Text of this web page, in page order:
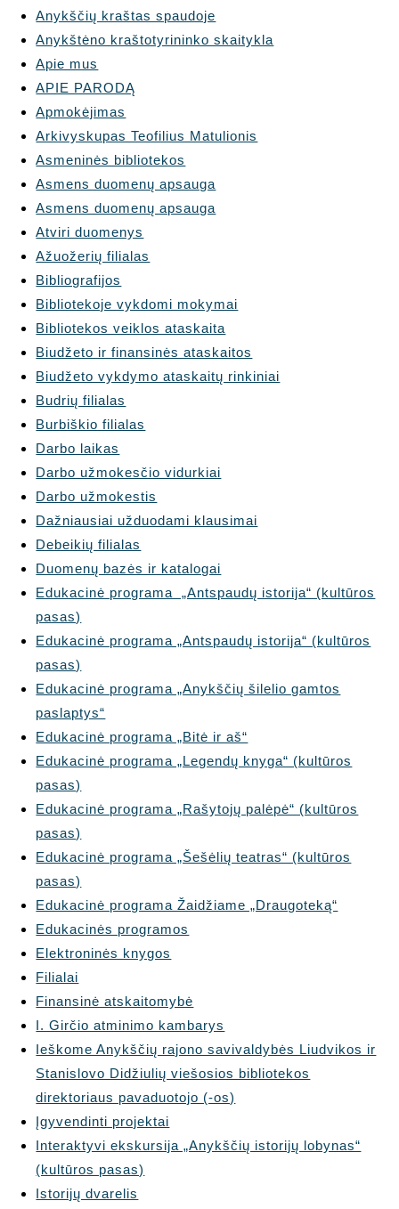
Anykščių kraštas spaudoje
Anykštėno kraštotyrininko skaitykla
Apie mus
APIE PARODĄ
Apmokėjimas
Arkivyskupas Teofilius Matulionis
Asmeninės bibliotekos
Asmens duomenų apsauga
Asmens duomenų apsauga
Atviri duomenys
Ažuožerių filialas
Bibliografijos
Bibliotekoje vykdomi mokymai
Bibliotekos veiklos ataskaita
Biudžeto ir finansinės ataskaitos
Biudžeto vykdymo ataskaitų rinkiniai
Budrių filialas
Burbiškio filialas
Darbo laikas
Darbo užmokesčio vidurkiai
Darbo užmokestis
Dažniausiai užduodami klausimai
Debeikių filialas
Duomenų bazės ir katalogai
Edukacinė programa „Antspaudų istorija“ (kultūros
pasas)
Edukacinė programa „Antspaudų istorija“ (kultūros
pasas)
Edukacinė programa „Anykščių šilelio gamtos
paslaptys“
Edukacinė programa „Bitė ir aš“
Edukacinė programa „Legendų knyga“ (kultūros
pasas)
Edukacinė programa „Rašytojų palėpė“ (kultūros
pasas)
Edukacinė programa „Šešėlių teatras“ (kultūros
pasas)
Edukacinė programa Žaidžiame „Draugoteką“
Edukacinės programos
Elektroninės knygos
Filialai
Finansinė atskaitomybė
I. Girčio atminimo kambarys
Ieškome Anykščių rajono savivaldybės Liudvikos ir
Stanislovo Didžiulių viešosios bibliotekos
direktoriaus pavaduotojo (-os)
Įgyvendinti projektai
Interaktyvi ekskursija „Anykščių istorijų lobynas“
(kultūros pasas)
Istorijų dvarelis